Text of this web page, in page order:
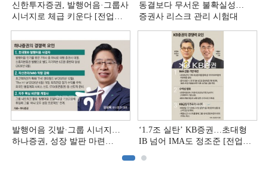
신한투자증권, 발행어음·그룹사
시너지로 체급 키운다 [전업계
동결보다 무서운 불확실성…
증권사 리스크 관리 시험대
발행어음 깃발·그룹 시너지…
하나증권, 성장 발판 마련
‘1.7조 실탄’ KB증권…초대형
IB 넘어 IMA도 정조준 [전업계